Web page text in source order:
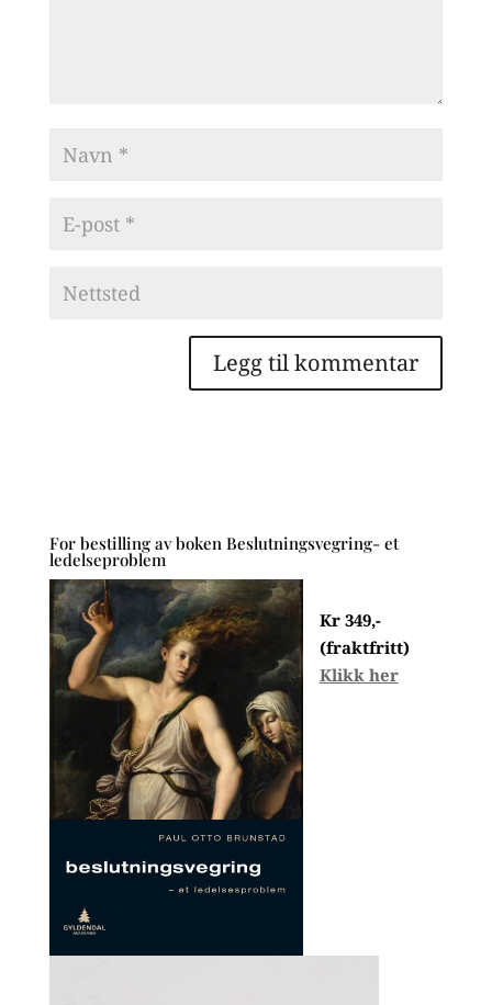
For bestilling av boken Beslutningsvegring- et
ledelseproblem
Kr 349,-
(fraktfritt)
Klikk her